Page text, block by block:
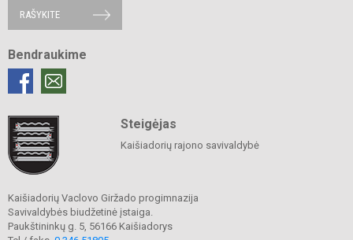
RAŠYKITE
Bendraukime
Steigėjas
Kaišiadorių rajono savivaldybė
Kaišiadorių Vaclovo Giržado progimnazija
Savivaldybės biudžetinė įstaiga.
Paukštininkų g. 5, 56166 Kaišiadorys